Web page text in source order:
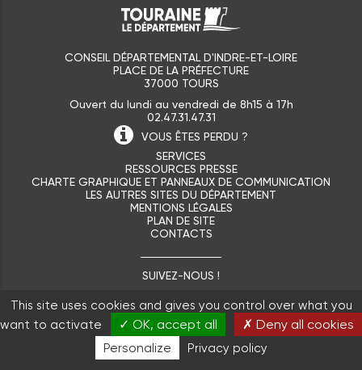
CONSEIL DÉPARTEMENTAL D'INDRE-ET-LOIRE
PLACE DE LA PRÉFECTURE
37000 TOURS
Ouvert du lundi au vendredi de 8h15 à 17h
02.47.31.47.31
VOUS ÊTES PERDU ?
SERVICES
RESSOURCES PRESSE
CHARTE GRAPHIQUE ET PANNEAUX DE COMMUNICATION
LES AUTRES SITES DU DÉPARTEMENT
MENTIONS LÉGALES
PLAN DE SITE
CONTACTS
SUIVEZ-NOUS !
This site uses cookies and gives you control over what you
want to activate
✓ OK, accept all
✗ Deny all cookies
Personalize
Privacy policy